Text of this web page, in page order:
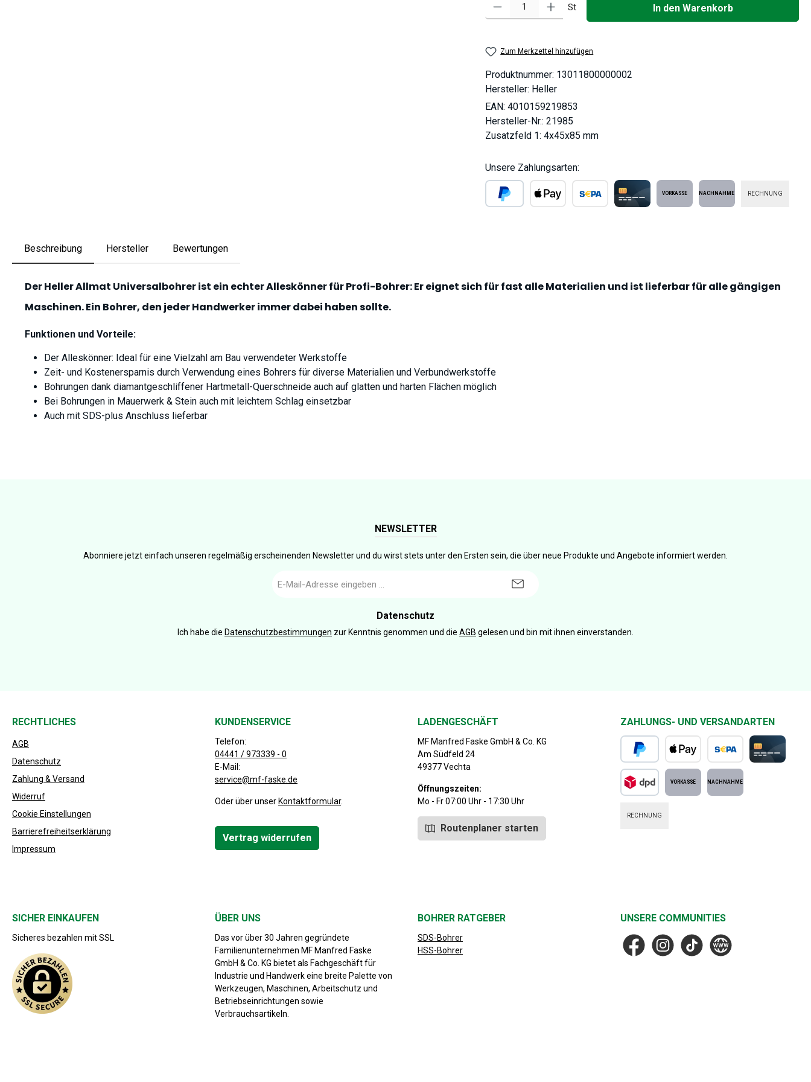
St In den Warenkorb
Zum Merkzettel hinzufügen
Produktnummer: 13011800000002
Hersteller: Heller
EAN: 4010159219853
Hersteller-Nr.: 21985
Zusatzfeld 1: 4x45x85 mm
Unsere Zahlungsarten:
RECHNUNG
Beschreibung Hersteller Bewertungen
Der Heller Allmat Universalbohrer ist ein echter Alleskönner für Profi-Bohrer: Er eignet sich für fast alle Materialien und ist lieferbar für alle gängigen
Maschinen. Ein Bohrer, den jeder Handwerker immer dabei haben sollte.
Funktionen und Vorteile:
Der Alleskönner: Ideal für eine Vielzahl am Bau verwendeter Werkstoffe
Zeit- und Kostenersparnis durch Verwendung eines Bohrers für diverse Materialien und Verbundwerkstoffe
Bohrungen dank diamantgeschliffener Hartmetall-Querschneide auch auf glatten und harten Flächen möglich
Bei Bohrungen in Mauerwerk & Stein auch mit leichtem Schlag einsetzbar
Auch mit SDS-plus Anschluss lieferbar
NEWSLETTER
Abonniere jetzt einfach unseren regelmäßig erscheinenden Newsletter und du wirst stets unter den Ersten sein, die über neue Produkte und Angebote informiert werden.
Mail-
Datenschutz
Ich habe die Datenschutzbestimmungen zur Kenntnis genommen und die AGB gelesen und bin mit ihnen einverstanden.
RECHTLICHES
AGB
Datenschutz
Zahlung & Versand
Widerruf
Cookie Einstellungen
Barrierefreiheitserklärung
Impressum
KUNDENSERVICE
Telefon:
04441 / 973339 - 0
E-Mail:
service@mf-faske.de
Oder über unser Kontaktformular.
Vertrag widerrufen
LADENGESCHÄFT
MF Manfred Faske GmbH & Co. KG
Am Südfeld 24
49377 Vechta
Öffnungszeiten:
Mo - Fr 07:00 Uhr - 17:30 Uhr
Routenplaner starten
ZAHLUNGS- UND VERSANDARTEN
PayPal Apple Pay SEPA Lastschrift
RECHNUNG
SICHER EINKAUFEN
Sicheres bezahlen mit SSL
ÜBER UNS
Das vor über 30 Jahren gegründete
Familienunternehmen MF Manfred Faske
GmbH & Co. KG bietet als Fachgeschäft für
Industrie und Handwerk eine breite Palette von
Werkzeugen, Maschinen, Arbeitschutz und
Betriebseinrichtungen sowie
Verbrauchsartikeln.
BOHRER RATGEBER
SDS-Bohrer
HSS-Bohrer
UNSERE COMMUNITIES
FacebookInstagramTikTok MF Faske